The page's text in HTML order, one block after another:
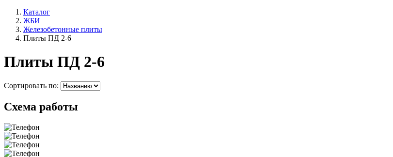
Каталог
ЖБИ
Железобетонные плиты
Плиты ПД 2-6
Плиты ПД 2-6
Сортировать по:
Схема работы